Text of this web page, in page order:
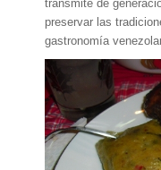
transmite de
preservar las
gastronomía